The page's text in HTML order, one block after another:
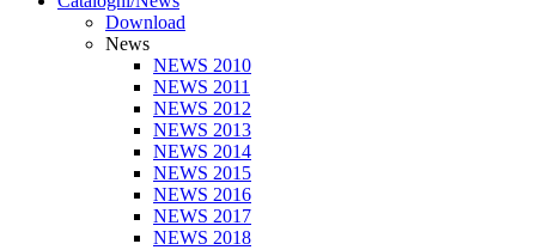
Download
News
NEWS 2010
NEWS 2011
NEWS 2012
NEWS 2013
NEWS 2014
NEWS 2015
NEWS 2016
NEWS 2017
NEWS 2018